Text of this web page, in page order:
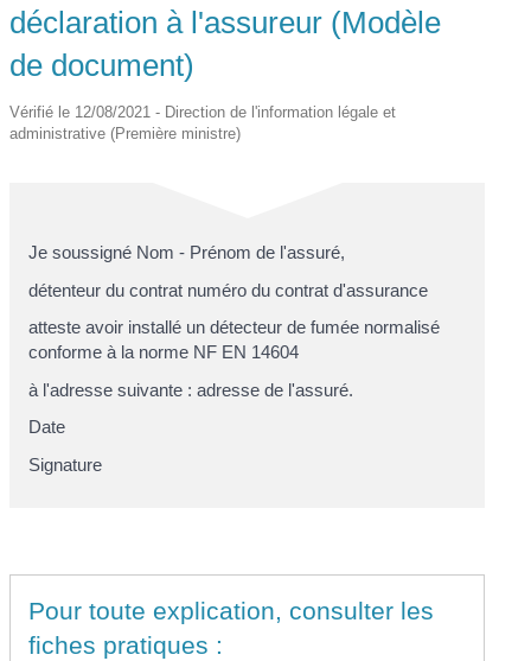
déclaration à l'assureur (Modèle
de document)
Vérifié le 12/08/2021 - Direction de l'information légale et
administrative (Première ministre)
Je soussigné Nom - Prénom de l'assuré,
détenteur du contrat numéro du contrat d'assurance
atteste avoir installé un détecteur de fumée normalisé
conforme à la norme NF EN 14604
à l'adresse suivante :adresse de l'assuré.
Date
Signature
Pour toute explication, consulter les
fiches pratiques :